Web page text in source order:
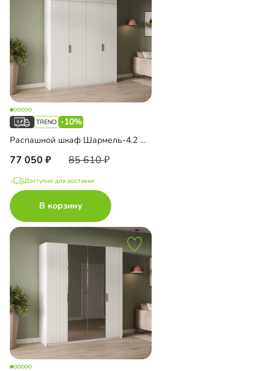
-10%
Распашной шкаф Шармель-4.2 Лайф с антресолью
77 050 85 610
Доступно для доставки
В корзину